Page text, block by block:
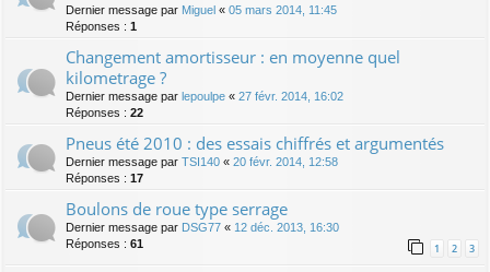
Dernier message par Miguel « 05 mars 2014, 11:45
Réponses : 1
Changement amortisseur : en moyenne quel
kilometrage ?
Dernier message par lepoulpe « 27 févr. 2014, 16:02
Réponses : 22
Pneus été 2010 : des essais chiffrés et argumentés
Dernier message par TSI140 « 20 févr. 2014, 12:58
Réponses : 17
Boulons de roue type serrage
Dernier message par DSG77 « 12 déc. 2013, 16:30
Réponses : 61 1 2 3